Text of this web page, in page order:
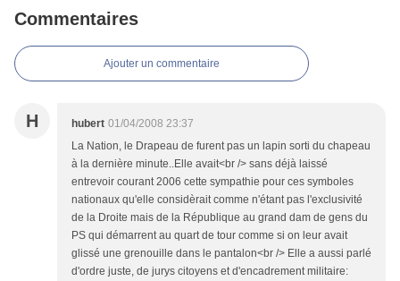
Commentaires
Ajouter un commentaire
H hubert 01/04/2008 23:37
La Nation, le Drapeau de furent pas un lapin sorti du chapeau
à la dernière minute..Elle avait<br /> sans déjà laissé
entrevoir courant 2006 cette sympathie pour ces symboles
nationaux qu'elle considèrait comme n'étant pas l'exclusivité
de la Droite mais de la République au grand dam de gens du
PS qui démarrent au quart de tour comme si on leur avait
glissé une grenouille dans le pantalon<br /> Elle a aussi parlé
d'ordre juste, de jurys citoyens et d'encadrement militaire: